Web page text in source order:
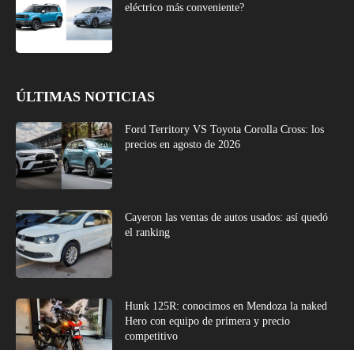
eléctrico más conveniente?
ÚLTIMAS NOTICIAS
Ford Territory VS Toyota Corolla Cross: los
precios en agosto de 2026
Cayeron las ventas de autos usados: así quedó
el ranking
Hunk 125R: conocimos en Mendoza la naked
Hero con equipo de primera y precio
competitivo